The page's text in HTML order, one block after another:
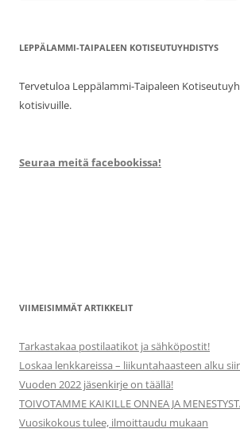
LEPPÄLAMMI-TAIPALEEN KOTISEUTUYHDISTYS
Tervetuloa Leppälammi-Taipaleen
kotisivuille.
Seuraa meitä facebookissa!
VIIMEISIMMÄT ARTIKKELIT
Tarkastakaa postilaatikot ja sähköpostit!
Loskaa lenkkareissa – liikuntahaasteen alku
Vuoden 2022 jäsenkirje on täällä!
TOIVOTAMME KAIKILLE ONNEA JA
Vuosikokous tulee, ilmoittaudu mukaan